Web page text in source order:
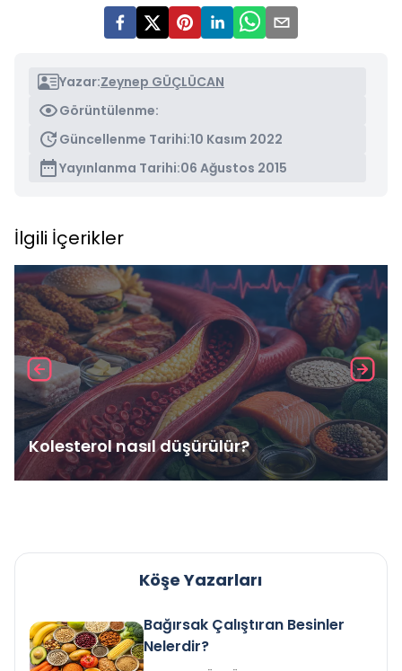
Yazar:Zeynep GÜÇLÜCAN
Görüntülenme:
Güncellenme Tarihi:10 Kasım 2022
Yayınlanma Tarihi:06 Ağustos 2015
İlgili İçerikler
Kolesterol nasıl düşürülür?
Köşe Yazarları
Bağırsak Çalıştıran Besinler
Nelerdir?